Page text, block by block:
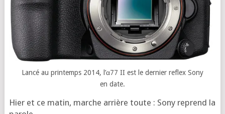
Lan­cé au prin­temps 2014, l’α77 II est le der­nier reflex Sony
en date.
Hier et ce matin, marche arrière toute : Sony reprend la